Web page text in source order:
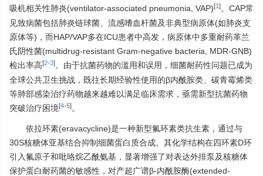
吸机相关性肺炎(ventilator-associated pneumonia, VAP)[1]。CAP常
见致病菌包括肺炎链球菌、流感嗜血杆菌及非典型病原体(如肺炎支
原体等)，而HAP/VAP多在ICU患者中高发，病原体中多重耐药革兰
氏阴性菌(multidrug-resistant Gram-negative bacteria, MDR-GNB)
检出率高[2-3]。由于抗菌药物的滥用和误用，细菌耐药性问题已成为
全球公共卫生挑战，既往长期经验性使用的β内酰胺类、碳青霉烯类
等肺部感染治疗药物越来越难以满足临床需求，亟需新型抗菌药物
突破治疗困境[4-5]。
依拉环素(eravacycline)是一种新型氟环素类抗生素，通过与
30S核糖体亚基结合抑制细菌蛋白质合成。其化学结构在四环素D环
引入氟原子和吡咯烷乙酰氨基，显著增强了对表达外排泵及核糖体
保护蛋白耐药菌的敏感性，对产超广谱β-内酰胺酶(extended-